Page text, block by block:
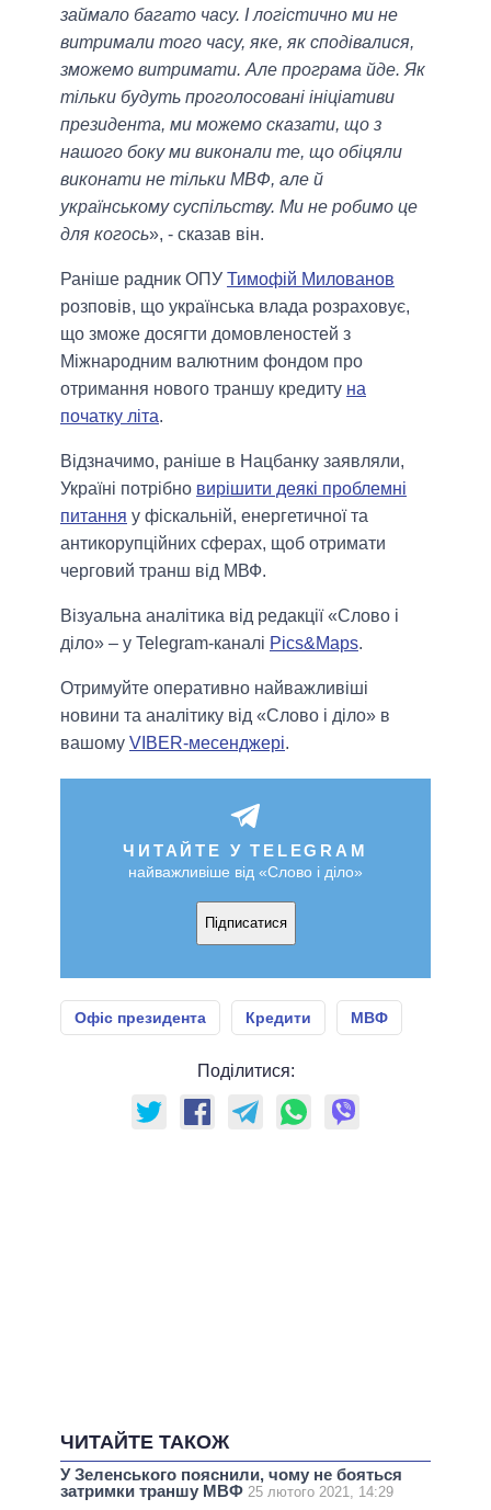
займало багато часу. І логістично ми не
витримали того часу, яке, як сподівалися,
зможемо витримати. Але програма йде. Як
тільки будуть проголосовані ініціативи
президента, ми можемо сказати, що з
нашого боку ми виконали те, що обіцяли
виконати не тільки МВФ, але й
українському суспільству. Ми не робимо це
для когось», - сказав він.
Раніше радник ОПУ Тимофій Милованов
розповів, що українська влада розраховує,
що зможе досягти домовленостей з
Міжнародним валютним фондом про
отримання нового траншу кредиту на
початку літа.
Відзначимо, раніше в Нацбанку заявляли,
Україні потрібно вирішити деякі проблемні
питання у фіскальній, енергетичної та
антикорупційних сферах, щоб отримати
черговий транш від МВФ.
Візуальна аналітика від редакції «Слово і
діло» – у Telegram-каналі Pics&Maps.
Отримуйте оперативно найважливіші
новини та аналітику від «Слово і діло» в
вашому VIBER-месенджері.
ЧИТАЙТЕ У TELEGRAM
найважливіше від «Слово і діло»
Підписатися
Офіс президента Кредити МВФ
Поділитися:
ЧИТАЙТЕ ТАКОЖ
У Зеленського пояснили, чому не бояться
затримки траншу МВФ 25 лютого 2021, 14:29